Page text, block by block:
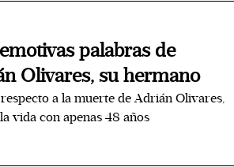
palabras de
Olivares, su hermano
a la muerte de Adrián Olivares,
vida con apenas 48 años